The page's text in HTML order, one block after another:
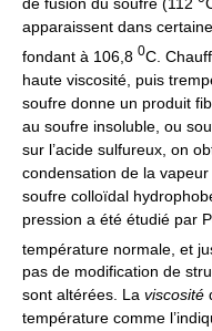
apparaissent dans
fondant à 106,8 0C.
haute viscosité, puis
soufre donne un produit
au soufre insoluble, ou
sur l’acide sulfureux, on
condensation de la
soufre colloïdal
pression a été étudié par
température normale, et
pas de modification de
sont altérées. La viscosité
température comme